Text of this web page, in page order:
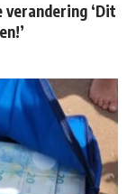
‘Dit